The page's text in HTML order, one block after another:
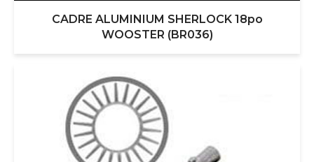
CADRE ALUMINIUM SHERLOCK 18po
WOOSTER (BR036)